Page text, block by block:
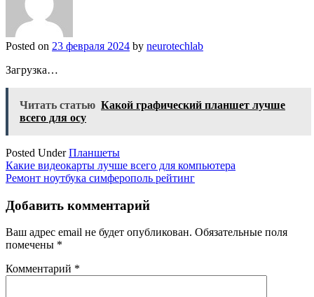
Posted on 23 февраля 2024 by neurotechlab
Загрузка…
Читать статью Какой графический планшет лучше
всего для осу
Posted UnderПланшеты
Навигация
по
записям
Какие видеокарты лучше всего для компьютера
Ремонт ноутбука симферополь рейтинг
Добавить комментарий
Ваш адрес email не будет опубликован. Обязательные поля
помечены *
Комментарий *